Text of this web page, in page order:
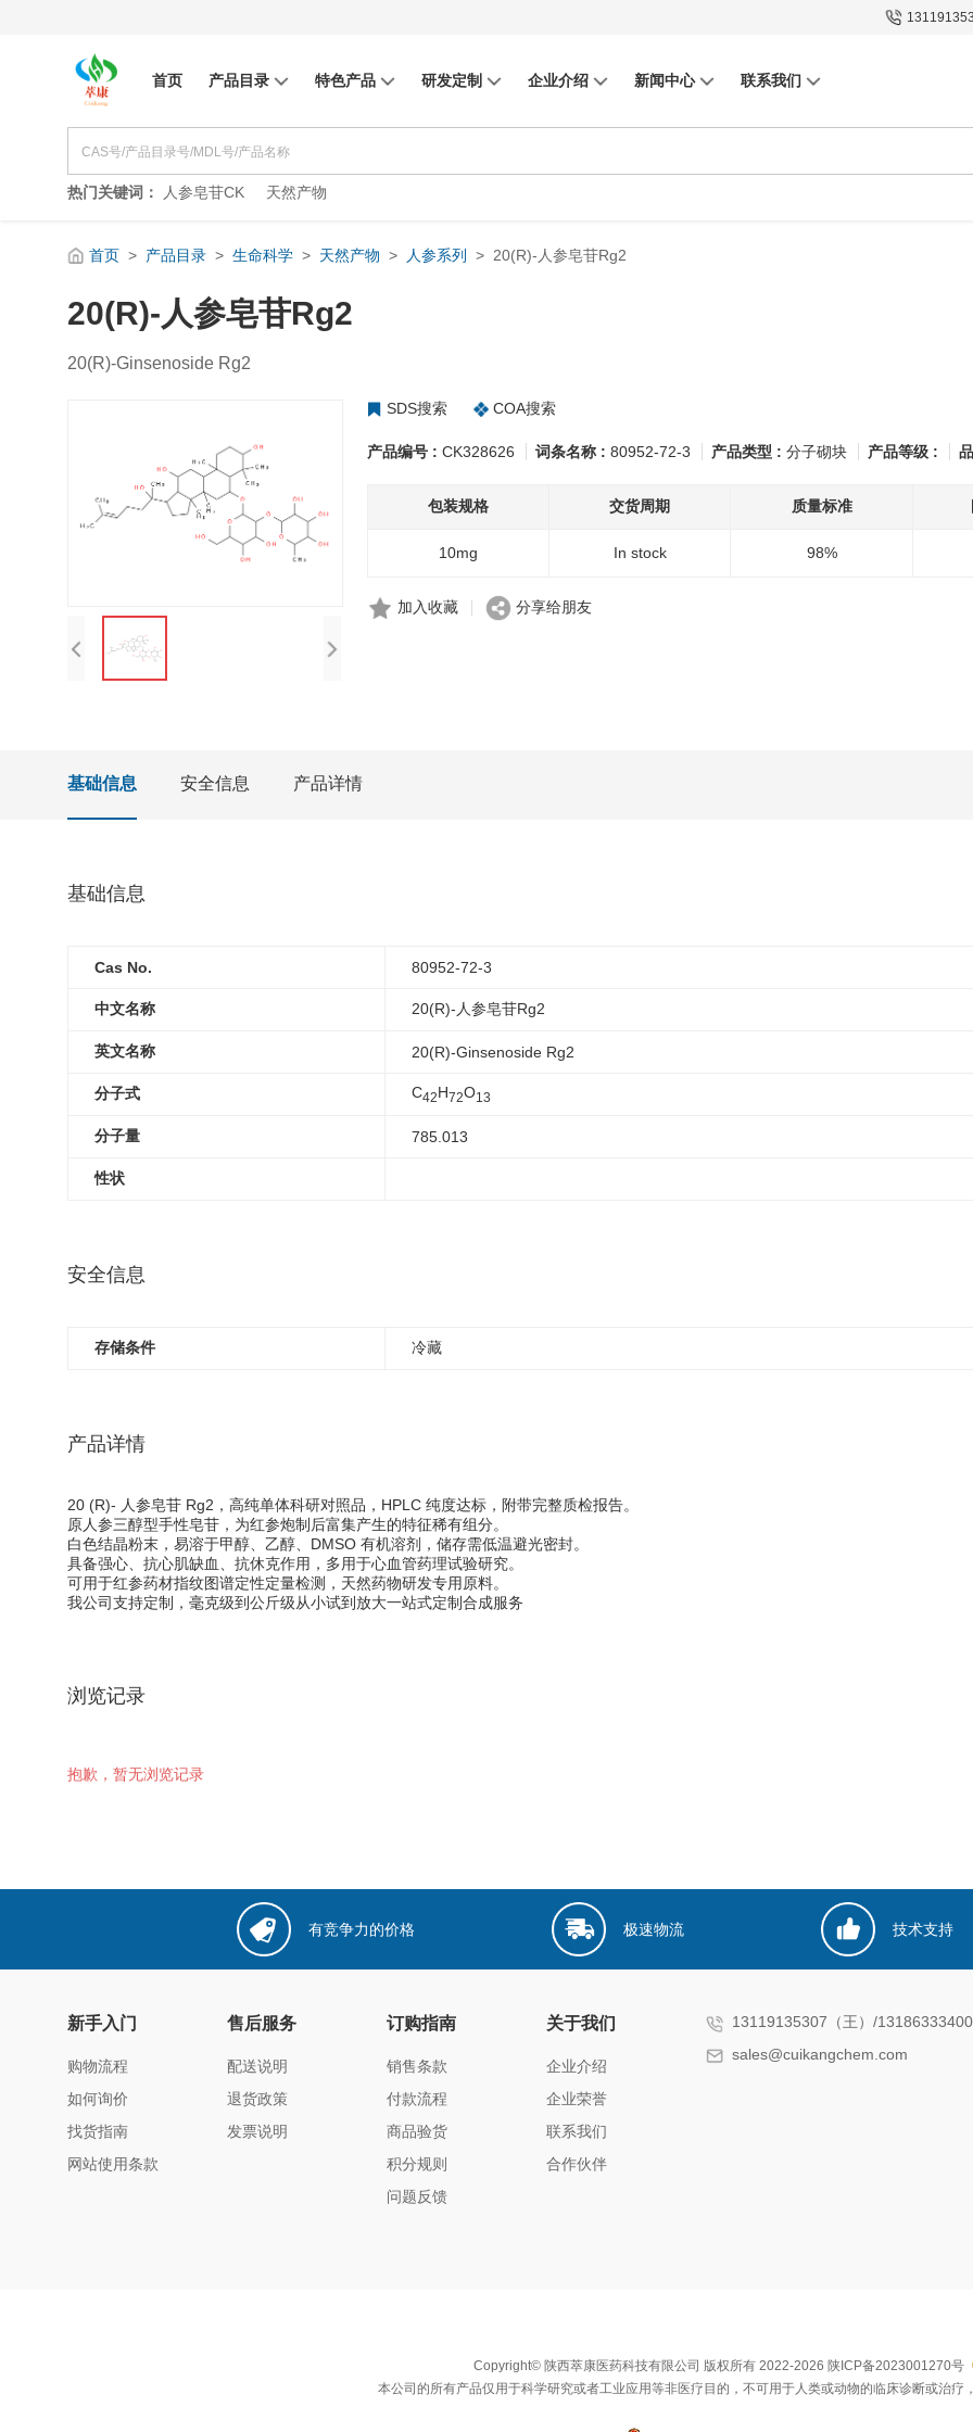
首页 产品目录 特色产品 研发定制 企业介绍 新闻中心 联系我们
热门关键词： 人参皂苷CK 天然产物
首页 > 产品目录 > 生命科学 > 天然产物 > 人参系列 > 20(R)-人参皂苷Rg2
20(R)-人参皂苷Rg2
20(R)-Ginsenoside Rg2
SDS搜索 COA搜索
产品编号 : CK328626 词条名称 : 80952-72-3 产品类型 : 分子砌块 产品等级 :
包装规格 交货周期 质量标准
10mg In stock 98%
加入收藏 分享给朋友
基础信息 安全信息 产品详情
基础信息
Cas No. 80952-72-3
中文名称 20(R)-人参皂苷Rg2
英文名称 20(R)-Ginsenoside Rg2
分子式 C42H72O1 3
分子量 785.013
性状
安全信息
存储条件 冷藏
产品详情
20 (R)- 人参皂苷 Rg2，高纯单体科研对照品，HPLC 纯度达标，附带完整质检报告。
原人参三醇型手性皂苷，为红参炮制后富集产生的特征稀有组分。
白色结晶粉末，易溶于甲醇、乙醇、DMSO 有机溶剂，储存需低温避光密封。
具备强心、抗心肌缺血、抗休克作用，多用于心血管药理试验研究。
可用于红参药材指纹图谱定性定量检测，天然药物研发专用原料。
我公司支持定制，毫克级到公斤级从小试到放大一站式定制合成服务
浏览记录
抱歉，暂无浏览记录
有竞争力的价格 极速物流 技术支持
新手入门
购物流程
如何询价
找货指南
网站使用条款
售后服务
配送说明
退货政策
发票说明
订购指南
销售条款
付款流程
商品验货
积分规则
问题反馈
关于我们
企业介绍
企业荣誉
联系我们
合作伙伴
13119135307（王）/
sales@cuikangchem.com
Copyright© 陕西萃康医药科技有限公司 版权所有 2022-2026 陕ICP备2023001270号
本公司的所有产品仅用于科学研究或者工业应用等非医疗目的，不可用于人类或动物的临床诊断或治疗